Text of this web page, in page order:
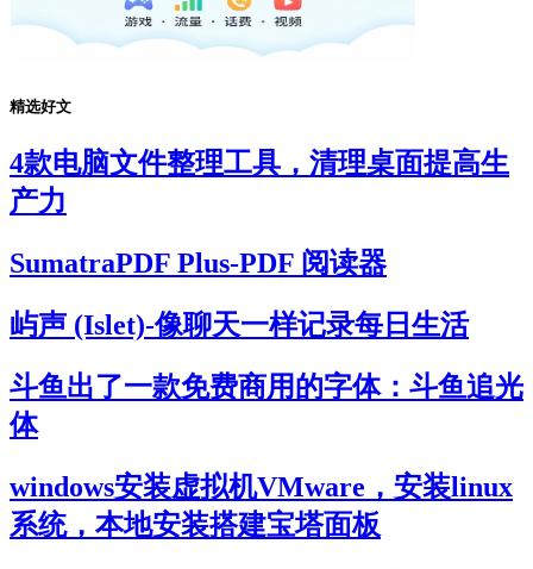
精选好文
4款电脑文件整理工具，清理桌面提高生
产力
SumatraPDF Plus-PDF 阅读器
屿声 (Islet)-像聊天一样记录每日生活
斗鱼出了一款免费商用的字体：斗鱼追光
体
windows安装虚拟机VMware，安装linux
系统，本地安装搭建宝塔面板